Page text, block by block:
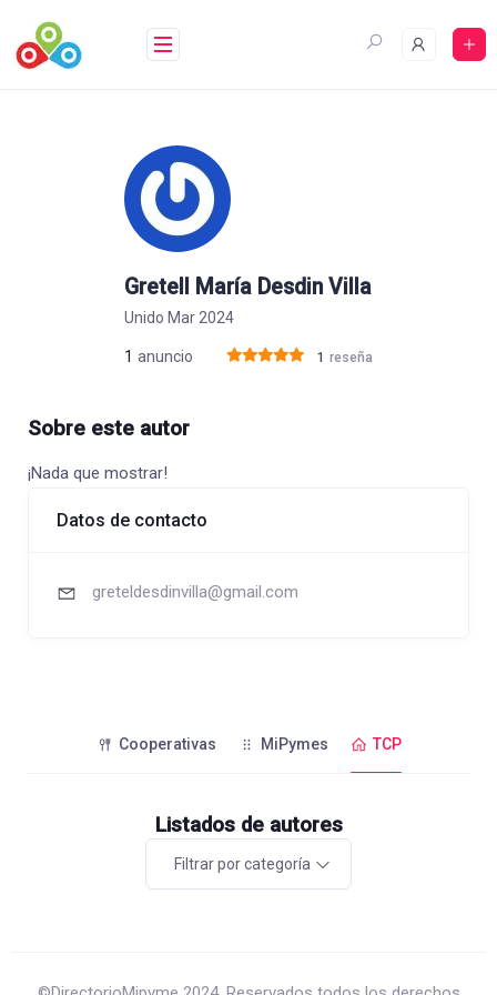
contenido
Gretell María Desdin Villa
Unido Mar 2024
1 anuncio 1 reseña
Sobre este autor
¡Nada que mostrar!
Datos de contacto
greteldesdinvilla@gmail.com
Cooperativas MiPymes TCP
Listados de autores
Filtrar por categoría